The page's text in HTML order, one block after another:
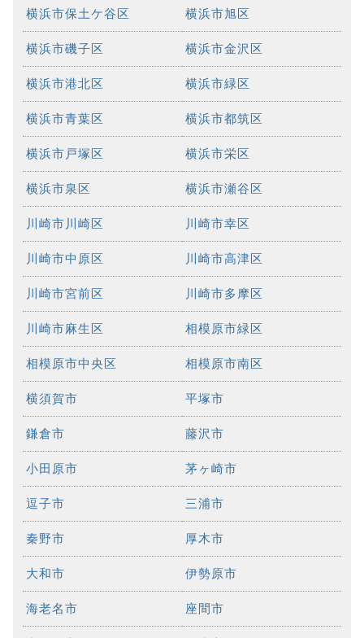
横浜市保土ケ谷区 横浜市旭区
横浜市磯子区 横浜市金沢区
横浜市港北区 横浜市緑区
横浜市青葉区 横浜市都筑区
横浜市戸塚区 横浜市栄区
横浜市泉区 横浜市瀬谷区
川崎市川崎区 川崎市幸区
川崎市中原区 川崎市高津区
川崎市宮前区 川崎市多摩区
川崎市麻生区 相模原市緑区
相模原市中央区 相模原市南区
横須賀市 平塚市
鎌倉市 藤沢市
小田原市 茅ヶ崎市
逗子市 三浦市
秦野市 厚木市
大和市 伊勢原市
海老名市 座間市